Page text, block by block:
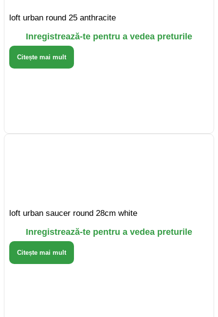
loft urban round 25 anthracite
Inregistrează-te pentru a vedea preturile
Citește mai mult
loft urban saucer round 28cm white
Inregistrează-te pentru a vedea preturile
Citește mai mult